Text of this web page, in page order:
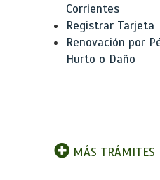
Corrientes
Registrar Tarjeta
Renovación por
Hurto o Daño
MÁS TRÁMITES